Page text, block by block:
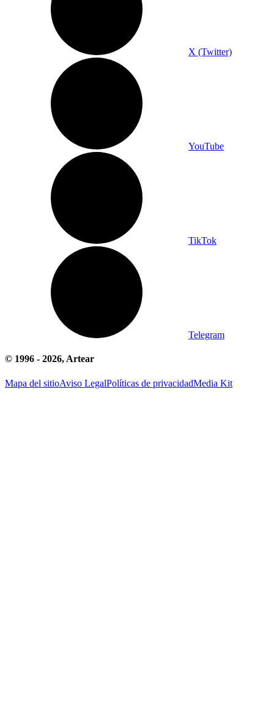
X (Twitter)
YouTube
TikTok
Telegram
© 1996 - 2026, Artear
Mapa del sitioAviso LegalPolíticas de privacidadMedia Kit